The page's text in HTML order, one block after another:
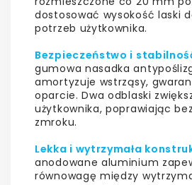
dostosować wysokość laski
potrzeb użytkownika.
Bezpieczeństwo i
gumowa nasadka
amortyzuje wstrząsy,
oparcie. Dwa odblaski
użytkownika, poprawiając
zmroku.
Lekka i wytrzymała
anodowane aluminium
równowagę między